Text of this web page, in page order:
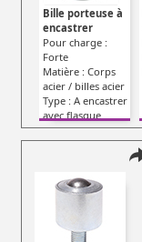
Bille porteuse à
encastrer
Pour charge :
Forte
Matière : Corps
acier / billes acier
Type : A encastrer
avec flasque